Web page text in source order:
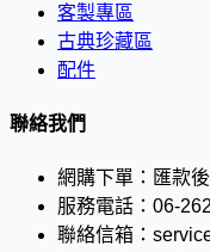
客製專區
古典珍藏區
配件
聯絡我們
網購下單： 匯款
服務電話： 06-
聯絡信箱：